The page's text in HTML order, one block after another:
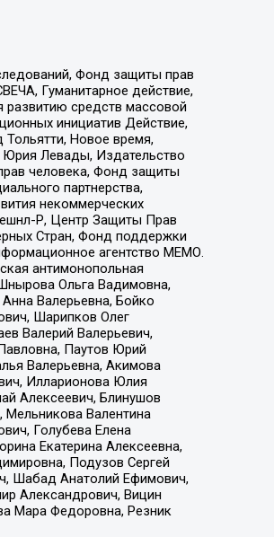
Фонд защиты прав
Гуманитарное действие,
развитию средств массовой
инициатив Действие,
Новое время,
Юрия Левады, Издательство
человека, Фонд защиты
партнерства,
некоммерческих
Р, Центр Защиты Прав
Стран, Фонд поддержки
агентство МЕМО.
антимонопольная
Ольга Вадимовна,
Валерьевна, Бойко
Шарипков Олег
Валерий Валерьевич,
Паутов Юрий
Валерьевна, Акимова
Илларионова Юлия
Алексеевич, Блинушов
Валентина
Голубева Елена
Екатерина Алексеевна,
Подузов Сергей
Шабад Анатолий Ефимович,
Александрович, Вицин
Мара Федоровна, Резник